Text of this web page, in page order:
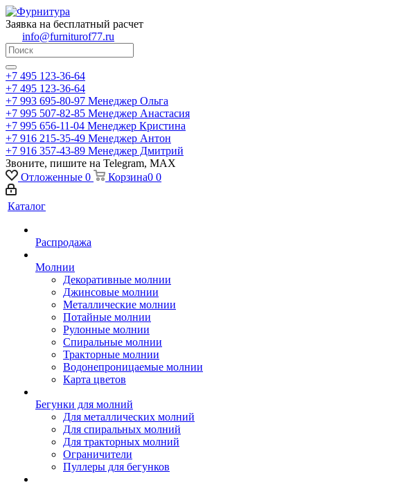
Заявка на бесплатный расчет
info@furniturof77.ru
+7 495 123-36-64
+7 495 123-36-64
+7 993 695-80-97 Менеджер Ольга
+7 995 507-82-85 Менеджер Анастасия
+7 995 656-11-04 Менеджер Кристина
+7 916 215-35-49 Менеджер Антон
+7 916 357-43-89 Менеджер Дмитрий
Звоните, пишите на Telegram, MAX
Отложенные 0 Корзина0 0
Каталог
Распродажа
Молнии
Декоративные молнии
Джинсовые молнии
Металлические молнии
Потайные молнии
Рулонные молнии
Спиральные молнии
Тракторные молнии
Водонепроницаемые молнии
Карта цветов
Бегунки для молний
Для металлических молний
Для спиральных молний
Для тракторных молний
Ограничители
Пуллеры для бегунков